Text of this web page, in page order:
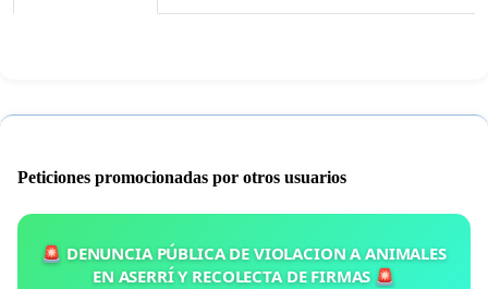
Peticiones promocionadas por otros usuarios
🚨 DENUNCIA PÚBLICA DE VIOLACION A ANIMALES
EN ASERRÍ Y RECOLECTA DE FIRMAS 🚨